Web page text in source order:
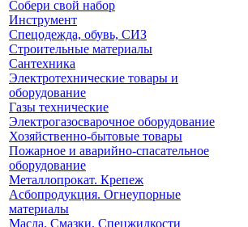
Собери свой набор
Инструмент
Спецодежда, обувь, СИЗ
Строительные материалы
Сантехника
Электротехнические товары и
оборудование
Газы технические
Электрогазосварочное оборудование
Хозяйственно-бытовые товары
Пожарное и аварийно-спасательное
оборудование
Металлопрокат. Крепеж
Асбопродукция. Огнеупорные
материалы
Масла. Смазки. Спецжидкости